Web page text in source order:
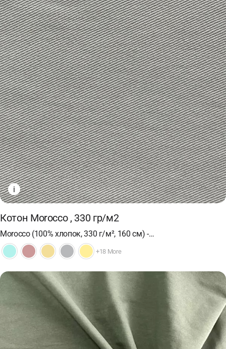
i
Котон Morocco , 330 гр/м2
Morocco (100% хлопок, 330 г/м², 160 см) -…
+18 More